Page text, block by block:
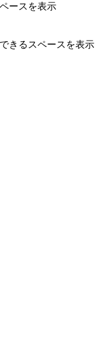
ースを表示
きるスペースを表示